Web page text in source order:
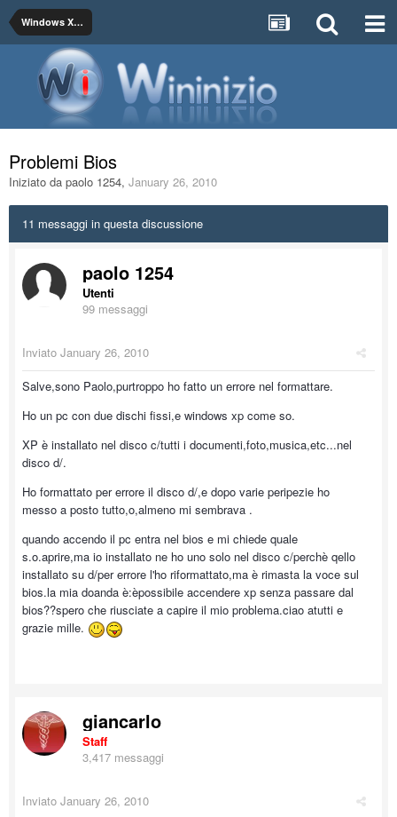
Windows XP / 2000/ 4.0 NT
Problemi Bios
Iniziato da paolo 1254, January 26, 2010
11 messaggi in questa discussione
paolo 1254
Utenti
99 messaggi
Inviato January 26, 2010
Salve,sono Paolo,purtroppo ho fatto un errore nel formattare.
Ho un pc con due dischi fissi,e windows xp come so.
XP è installato nel disco c/tutti i documenti,foto,musica,etc...nel
disco d/.
Ho formattato per errore il disco d/,e dopo varie peripezie ho
messo a posto tutto,o,almeno mi sembrava .
quando accendo il pc entra nel bios e mi chiede quale
s.o.aprire,ma io installato ne ho uno solo nel disco c/perchè qello
installato su d/per errore l'ho riformattato,ma è rimasta la voce sul
bios.la mia doanda è:èpossibile accendere xp senza passare dal
bios??spero che riusciate a capire il mio problema.ciao atutti e
grazie mille.
giancarlo
Staff
3,417 messaggi
Inviato January 26, 2010